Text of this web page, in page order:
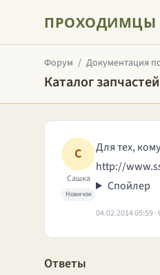
ПРОХОДИМЦЫ
Форум / Документация
Каталог
С
Сашка
Новичок
Для тех,
http://
Спойлер
04.02.2014 05:59
Ответы